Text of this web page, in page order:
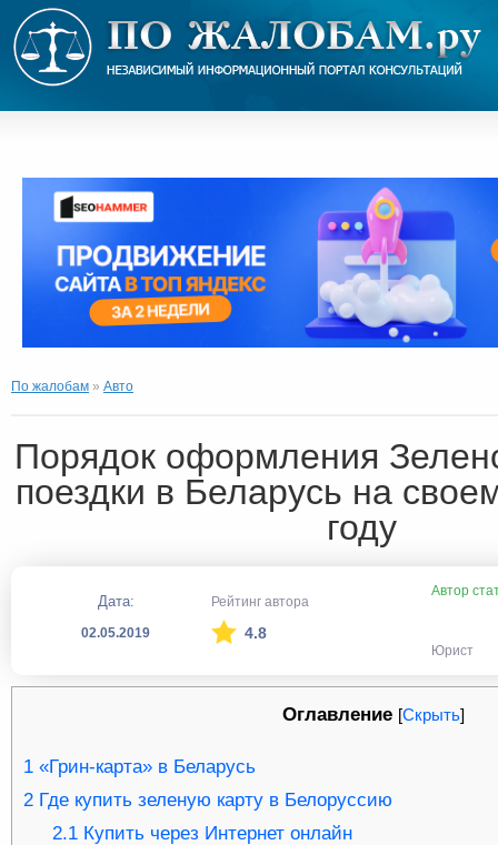
По жалобам » Авто
Порядок оформления
поездки в Беларусь на
году
Дата:
02.05.2019
Рейтинг автора
4.8
Автор
Юрист
Оглавление [Скрыть]
1 «Грин-карта» в Беларусь
2 Где купить зеленую карту в Белоруссию
2.1Купить через Интернет онлайн